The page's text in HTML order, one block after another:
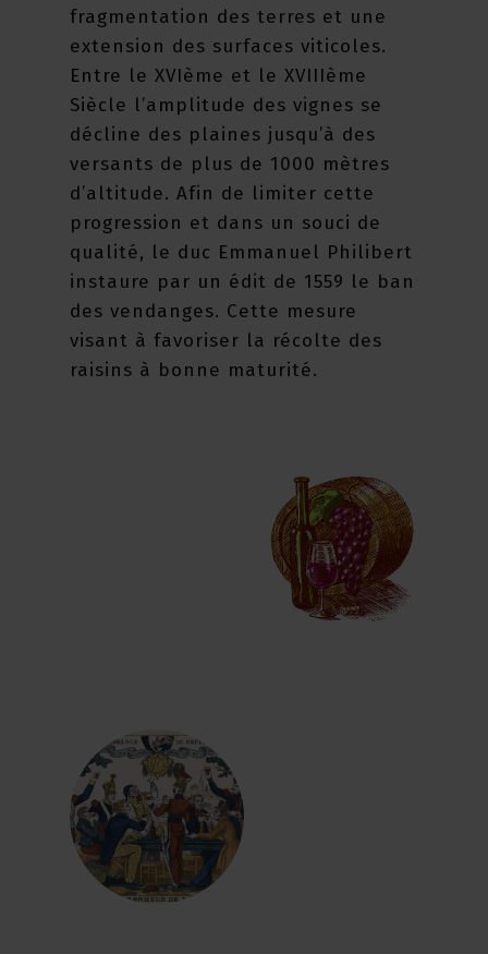
fragmentation des terres et une
extension des surfaces viticoles.
Entre le XVIème et le XVIIIème
Siècle l’amplitude des vignes se
décline des plaines jusqu’à des
versants de plus de 1000 mètres
d’altitude. Afin de limiter cette
progression et dans un souci de
qualité, le duc Emmanuel Philibert
instaure par un édit de 1559 le ban
des vendanges. Cette mesure
visant à favoriser la récolte des
raisins à bonne maturité.